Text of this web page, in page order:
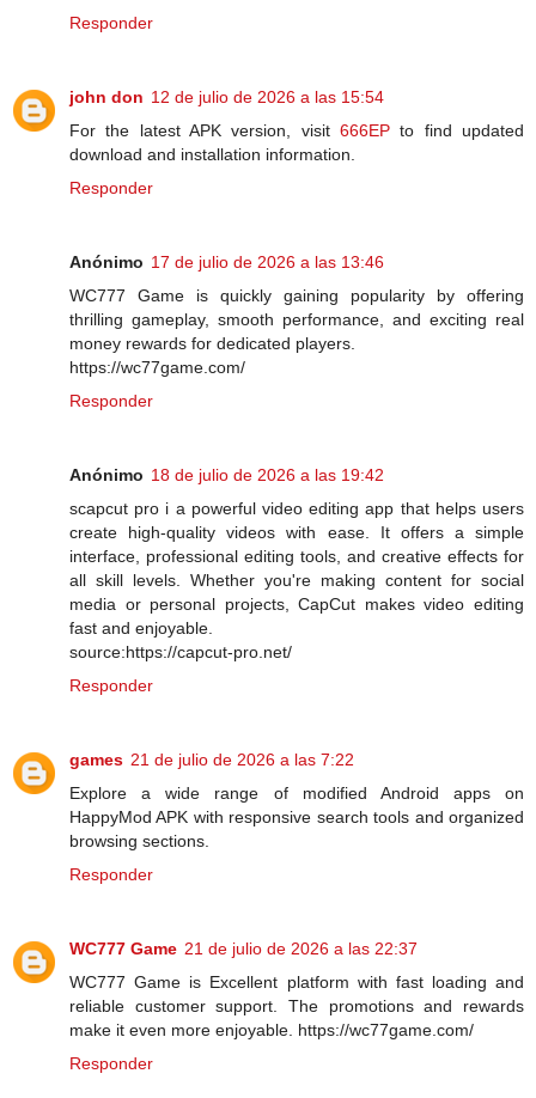
Responder
john don 12 de julio de 2026 a las 15:54
For the latest APK version, visit 666EP to find updated
download and installation information.
Responder
Anónimo 17 de julio de 2026 a las 13:46
WC777 Game is quickly gaining popularity by offering
thrilling gameplay, smooth performance, and exciting real
money rewards for dedicated players.
https://wc77game.com/
Responder
Anónimo 18 de julio de 2026 a las 19:42
scapcut pro i a powerful video editing app that helps users
create high-quality videos with ease. It offers a simple
interface, professional editing tools, and creative effects for
all skill levels. Whether you're making content for social
media or personal projects, CapCut makes video editing
fast and enjoyable.
source:https://capcut-pro.net/
Responder
games 21 de julio de 2026 a las 7:22
Explore a wide range of modified Android apps on
HappyMod APK with responsive search tools and organized
browsing sections.
Responder
WC777 Game 21 de julio de 2026 a las 22:37
WC777 Game is Excellent platform with fast loading and
reliable customer support. The promotions and rewards
make it even more enjoyable. https://wc77game.com/
Responder